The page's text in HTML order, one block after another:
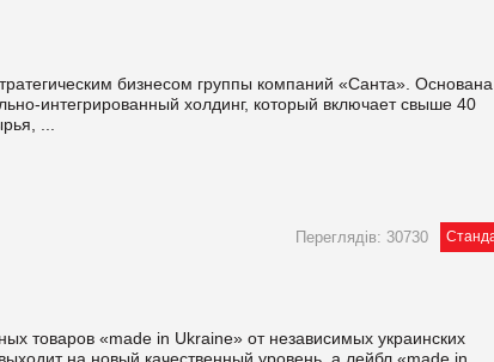
бизнесом группы компаний «Санта».
интегрированный холдинг, который включает свыше 40
...
Переглядів: 30730
товаров «made in Ukrainе» от независимых украинских